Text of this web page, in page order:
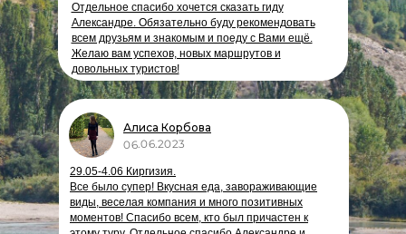
Отдельное спасибо хочется сказать гиду
Александре. Обязательно буду рекомендовать
всем друзьям и знакомым и поеду с Вами ещё.
Желаю вам успехов, новых маршрутов и
довольных туристов!
29.05-4.06 Киргизия.
Все было супер! Вкусная еда, завораживающие
виды, веселая компания и много позитивных
моментов! Спасибо всем, кто был причастен к
06.06.2023
Алиса Корбова